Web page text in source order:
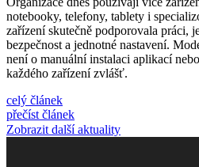
notebooky, telefony, tablety i
zařízení skutečně podporovala práci,
bezpečnost a jednotné nastavení.
není o manuální instalaci aplikací
každého zařízení zvlášť.
celý článek
přečíst článek
Zobrazit další aktuality